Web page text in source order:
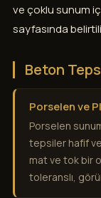
ve çoklu sunum
sayfasında
Beton
Porselen ve
Porselen
tepsiler hafif ve
mat ve tok bir
toleranslı,